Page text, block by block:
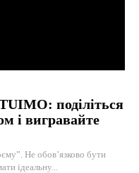
поділіться
і вигравайте
Не обов’язково бути
ідеальну...